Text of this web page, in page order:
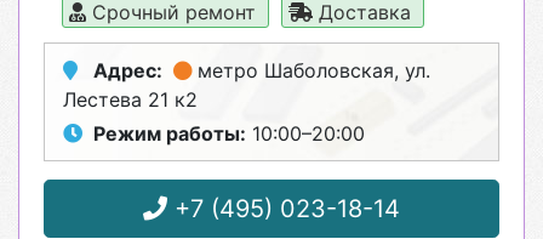
Срочный ремонт
Доставка
Адрес: метро Шаболовская, ул.
Лестева 21 к2
Режим работы: 10:00–20:00
+7 (495) 023-18-14